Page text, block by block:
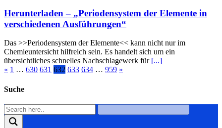
Herunterladen – „Periodensystem der Elemente in
verschiedenen Ausführungen“
Das >>Periodensystem der Elemente<< kann nicht nur im
Chemieuntersicht hilfreich sein. Es handelt sich um ein
übersichtliches schnelles Nachschlagewerk für [...]
« 1 … 630 631 632 633 634 … 959 »
Suche